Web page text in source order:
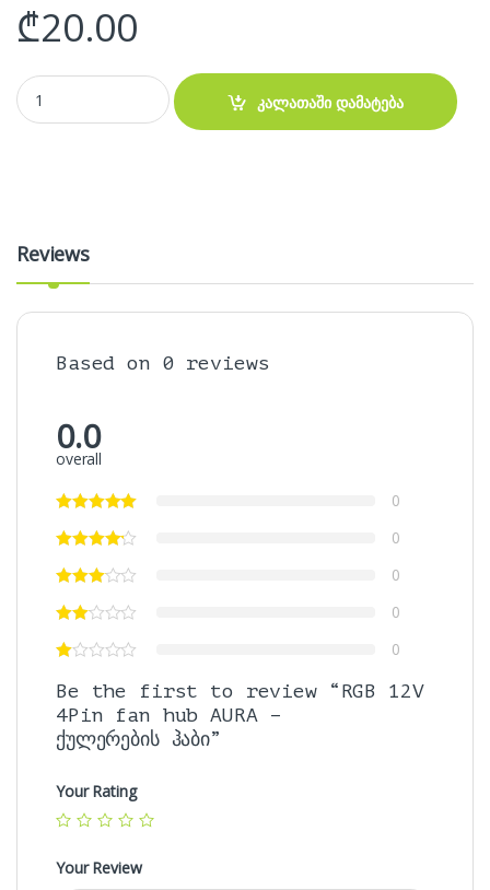
₾20.00
RGB 12V 4Pin fan hub AURA – ქულერების ჰაბი quantity
კალათაში დამატება
Reviews
Based on 0 reviews
0.0
overall
0
0
0
0
0
Be the first to review “RGB 12V
4Pin fan hub AURA –
ქულერების ჰაბი”
Your Rating
Your Review